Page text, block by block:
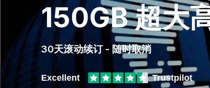
150GB 超大
30天滚动续订 - 随时取消